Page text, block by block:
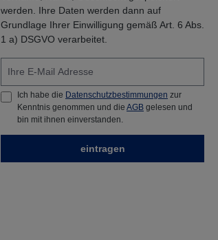
werden. Ihre Daten werden dann auf
Grundlage Ihrer Einwilligung gemäß Art. 6 Abs.
1 a) DSGVO verarbeitet.
Ich habe die Datenschutzbestimmungen zur
Kenntnis genommen und die AGB gelesen und
bin mit ihnen einverstanden.
eintragen